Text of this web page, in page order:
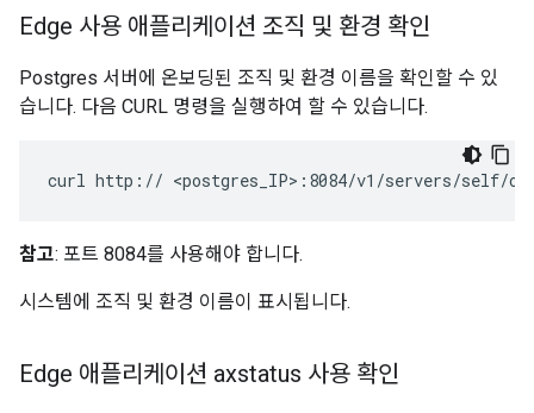
Edge 사용 애플리케이션 조직 및 환경 확인
Postgres 서버에 온보딩된 조직 및 환경 이름을 확인할 수 있
습니다. 다음 CURL 명령을 실행하여 할 수 있습니다.
curl http:// <postgres_IP>:8084/v1/servers/self/
참고: 포트 8084를 사용해야 합니다.
시스템에 조직 및 환경 이름이 표시됩니다.
Edge 애플리케이션 axstatus 사용 확인